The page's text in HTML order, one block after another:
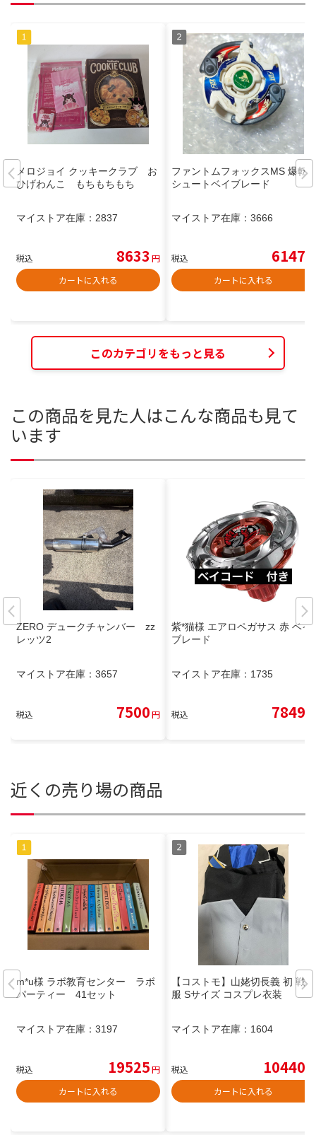
メロジョイ クッキークラブ お
ひげわんこ もちもちもち
マイストア在庫： 2837
税込 8633 円
カートに入れる
ファントムフォックスMS 爆転
シュートベイブレード
マイストア在庫： 3666
税込 6147
カートに入れる
このカテゴリをもっと見る
この商品を見た人はこんな商品も見て
います
ZERO デュークチャンバー zz
レッツ2
マイストア在庫： 3657
税込 7500円
紫*猫様 エアロペガサス 赤 ベイ
ブレード
マイストア在庫： 1735
税込 7849
近くの売り場の商品
m*u様 ラボ教育センター ラボ
パーティー 41セット
マイストア在庫： 3197
税込 19525円
カートに入れる
【コストモ】山姥切長義 初 戦闘
服 Sサイズ コスプレ衣装
マイストア在庫： 1604
税込 10440
カートに入れる